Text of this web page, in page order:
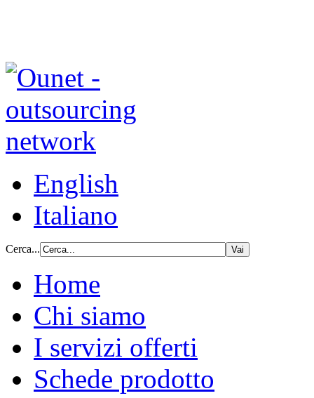
English
Italiano
Cerca...
Home
Chi siamo
I servizi offerti
Schede prodotto